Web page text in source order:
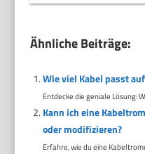
Ähnliche Beiträge:
Wie viel Kabel passt
Entdecke die geniale Lösung:
Kann ich eine
oder modifizieren?
Erfahre, wie du eine